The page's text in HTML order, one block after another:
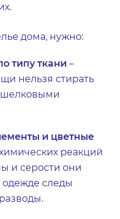
дома, нужно:
типу ткани –
нельзя стирать
и цветные
реакций
и серости они
одежде следы